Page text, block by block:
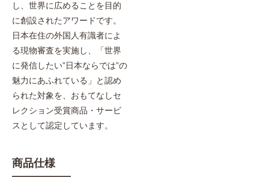
し、世界に広めることを目的
に創設されたアワードです。
日本在住の外国人有識者によ
る現物審査を実施し、「世界
に発信したい”日本ならでは”の
魅力にあふれている」と認め
られた対象を、おもてなしセ
レクション受賞商品・サービ
スとして認定しています。
商品仕様